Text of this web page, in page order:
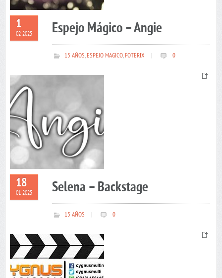
1
02 2025 Espejo Mágico – Angie
15 AÑOS,ESPEJO MAGICO,FOTERIX 0
18
01 2025 Selena – Backstage
15 AÑOS 0